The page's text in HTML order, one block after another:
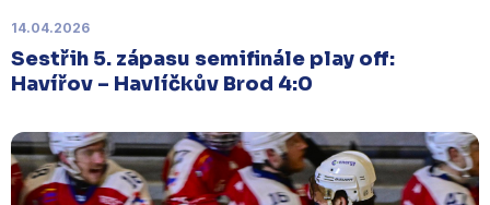
14.04.2026
Sestřih 5. zápasu semifinále play off:
Havířov – Havlíčkův Brod 4:0